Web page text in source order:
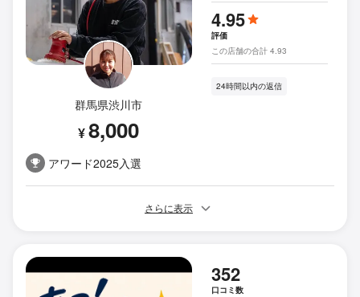
群馬県渋川市
¥8,000
アワード2025入選
4.95
評価
この店舗の合計 4.93
24時間以内の返信
さらに表示
352
口コミ数